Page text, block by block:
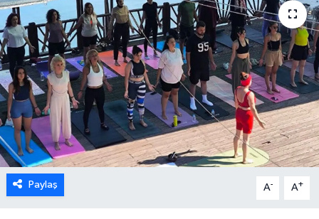
Paylaş A- A+
Karabük
Spor
Ulusal